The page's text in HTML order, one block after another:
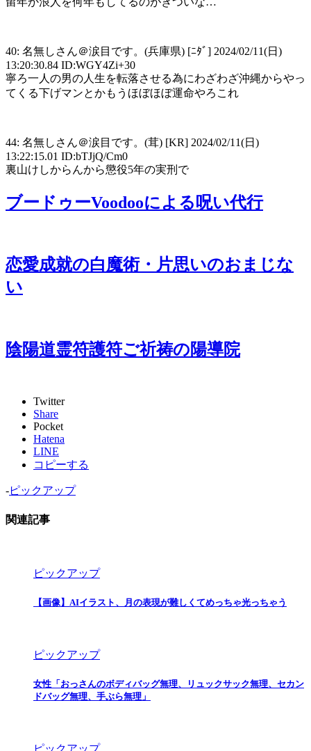
40: 名無しさん＠涙目です。(兵庫県) [ﾆﾀﾞ] 2024/02/11(日)
13:20:30.84 ID:WGY4Zi+30
寧ろ一人の男の人生を転落させる為にわざわざ沖縄からやっ
てくる下げマンとかもうほぼほぼ運命やろこれ
44: 名無しさん＠涙目です。(茸) [KR] 2024/02/11(日)
13:22:15.01 ID:bTJjQ/Cm0
裏山けしからんから懲役5年の実刑で
ブードゥーVoodooによる呪い代行
恋愛成就の白魔術・片思いのおまじな
い
陰陽道霊符護符ご祈祷の陽導院
Twitter
Share
Pocket
Hatena
LINE
コピーする
-ピックアップ
関連記事
ピックアップ
【画像】AIイラスト、月の表現が難しくてめっちゃ光っちゃう
ピックアップ
女性「おっさんのボディバッグ無理、リュックサック無理、セカン
ドバッグ無理、手ぶら無理」